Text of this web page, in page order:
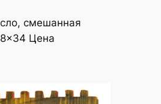
смешанная
Цена